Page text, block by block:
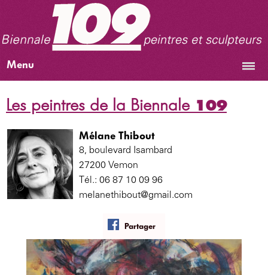
Menu
Les peintres de la Biennale 109
Mélane Thibout
8, boulevard Isambard
27200 Vemon
Tél.: 06 87 10 09 96
melanethibout@gmail.com
Partager